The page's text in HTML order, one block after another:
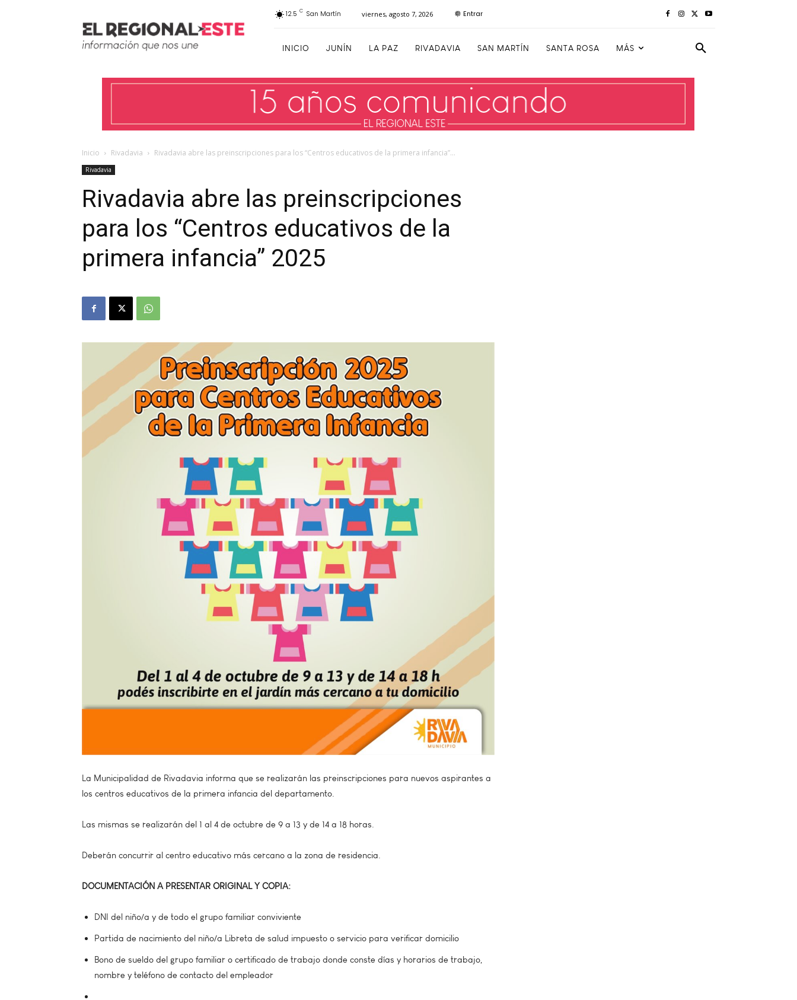
12.5 C San Martín viernes, agosto 7, 2026 Entrar
INICIO JUNÍN LA PAZ RIVADAVIA SAN MARTÍN SANTA ROSA MÁS
Inicio Rivadavia Rivadavia abre las preinscripciones para los “Centros educativos de la primera infancia”...
Rivadavia
Rivadavia abre las preinscripciones
para los “Centros educativos de la
primera infancia” 2025
La Municipalidad de Rivadavia informa que se realizarán las preinscripciones para nuevos aspirantes a
los centros educativos de la primera infancia del departamento.
Las mismas se realizarán del 1 al 4 de octubre de 9 a 13 y de 14 a 18 horas.
Deberán concurrir al centro educativo más cercano a la zona de residencia.
DOCUMENTACIÓN A PRESENTAR ORIGINAL Y COPIA:
DNI del niño/a y de todo el grupo familiar conviviente
Partida de nacimiento del niño/a Libreta de salud impuesto o servicio para verificar domicilio
Bono de sueldo del grupo familiar o certificado de trabajo donde conste días y horarios de trabajo,
nombre y teléfono de contacto del empleador